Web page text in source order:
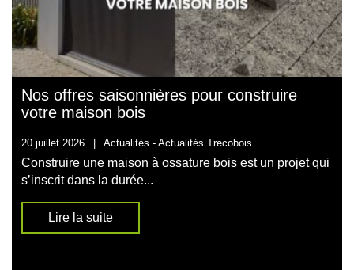
Nos offres saisonnières pour construire
votre maison bois
20 juillet 2026 Actualités - Actualités Trecobois
Construire une maison à ossature bois est un projet qui
s’inscrit dans la durée...
Lire la suite